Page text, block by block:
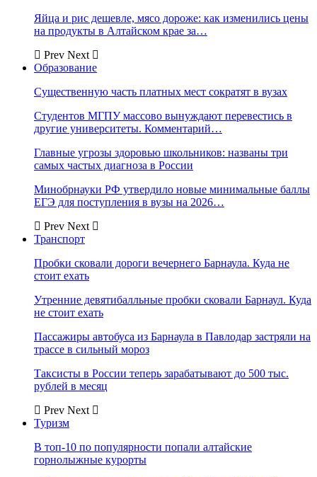
Яйца и рис дешевле, мясо дороже: как изменились цены
на продукты в Алтайском крае за…
Prev Next
Образование
Существенную часть платных мест сократят в вузах
Студентов МГПУ массово вынуждают перевестись в
другие университеты. Комментарий…
Главные угрозы здоровью школьников: названы три
самых частых диагноза в России
Минобрнауки РФ утвердило новые минимальные баллы
ЕГЭ для поступления в вузы на 2026…
Prev Next
Транспорт
Пробки сковали дороги вечернего Барнаула. Куда не
стоит ехать
Утренние девятибалльные пробки сковали Барнаул. Куда
не стоит ехать
Пассажиры автобуса из Барнаула в Павлодар застряли на
трассе в сильный мороз
Таксисты в России теперь зарабатывают до 500 тыс.
рублей в месяц
Prev Next
Туризм
В топ-10 по популярности попали алтайские
горнолыжные курорты